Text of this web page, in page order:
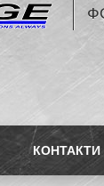
КОНТАКТИ